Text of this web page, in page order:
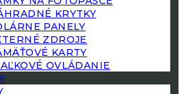
KRYTKY
PANELY
ZDROJE
KARTY
OVLÁDANIE